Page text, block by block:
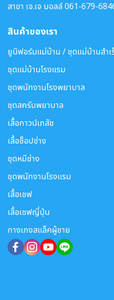
สาขา เจ.เจ มอลล์061-679-
สินค้าของเรา
ยูนิฟอร์มแม่บ้าน / ชุดแม่บ้านสำเ
ชุดแม่บ้านโรงแรม
ชุดพนักงานโรงพยาบาล
ชุดสครับพยาบาล
เสื้อกาวน์เภสัช
เสื้อช็อปช่าง
ชุดหมีช่าง
ชุดพนักงานโรงแรม
เสื้อเชฟ
เสื้อเชฟญี่ปุ่น
กางเกงสแล็คผู้ชาย